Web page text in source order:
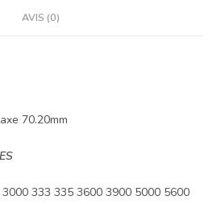
AVIS (0)
70.20mm
3000 333 335 3600 3900 5000 5600